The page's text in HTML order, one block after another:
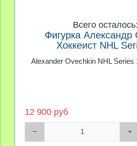
Всего
Фигурка Александр
Хоккеист NHL
Alexander Ovechkin NHL Series
12 900 руб